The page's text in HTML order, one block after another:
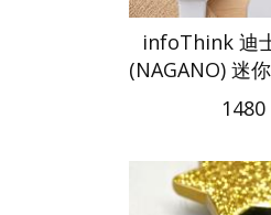
infoThink 迪
(NAGANO) 迷